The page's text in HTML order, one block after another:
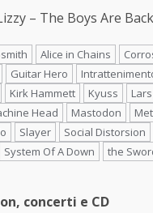
– The Boys Are
Alice in Chains
Guitar Hero
Kirk Hammett Kyuss
Head Mastodon
Slayer Social Distorsion
System Of A Down the
concerti e CD